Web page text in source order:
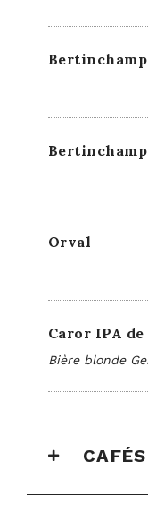
Orval
Caror IPA
Bière blonde